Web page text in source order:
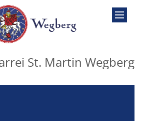
St. Martin Wegberg